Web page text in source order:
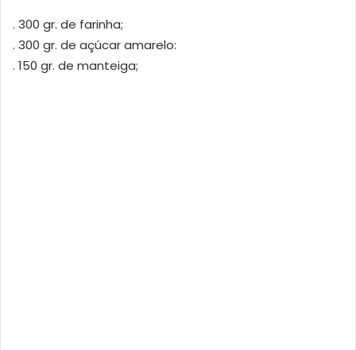
. 300 gr. de farinha;
. 300 gr. de açúcar amarelo:
. 150 gr. de manteiga;